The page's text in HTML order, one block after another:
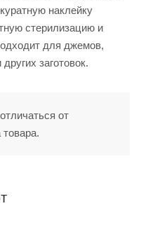
наклейку
стерилизацию и
для джемов,
заготовок.
от